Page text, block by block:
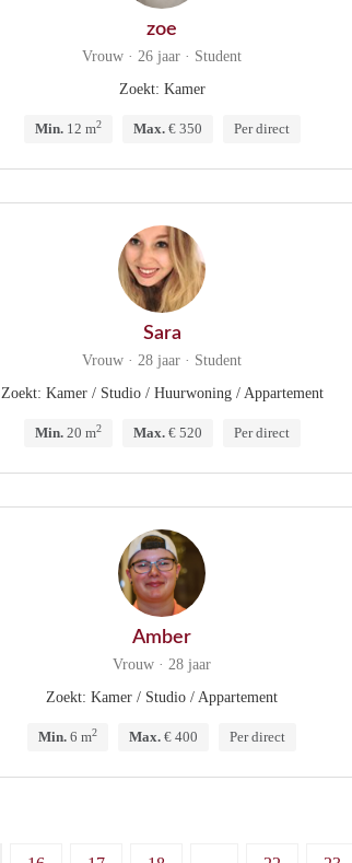
zoe
Vrouw · 26 jaar · Student
Zoekt: Kamer
Min.12 m2 Max.€ 350 Per direct
Sara
Vrouw · 28 jaar · Student
Zoekt: Kamer / Studio / Huurwoning / Appartement
Min.20 m2 Max.€ 520 Per direct
Amber
Vrouw · 28 jaar
Zoekt: Kamer / Studio / Appartement
Min. 6 m2 Max. € 400 Per direct